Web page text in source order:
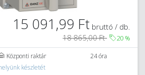
15 091,99 Ft bruttó / db.
18 865,00 Ft
20 %
Központi raktár
24 óra
készletét